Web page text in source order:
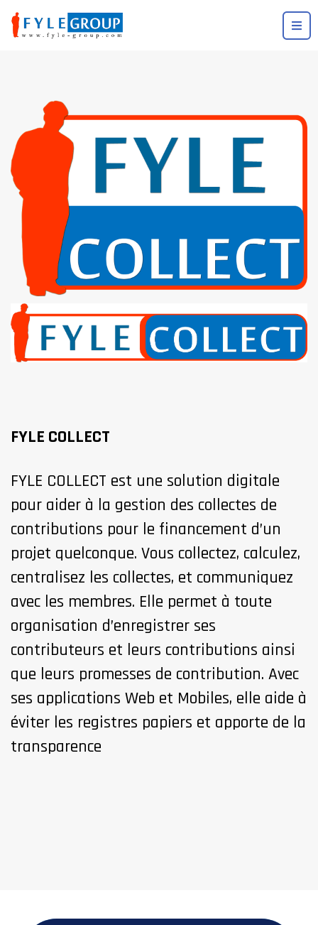
FYLE COLLECT
FYLE COLLECT est une solution digitale
pour aider à la gestion des collectes de
contributions pour le financement d’un
projet quelconque. Vous collectez, calculez,
centralisez les collectes, et communiquez
avec les membres. Elle permet à toute
organisation d’enregistrer ses
contributeurs et leurs contributions ainsi
que leurs promesses de contribution. Avec
ses applications Web et Mobiles, elle aide à
éviter les registres papiers et apporte de la
transparence